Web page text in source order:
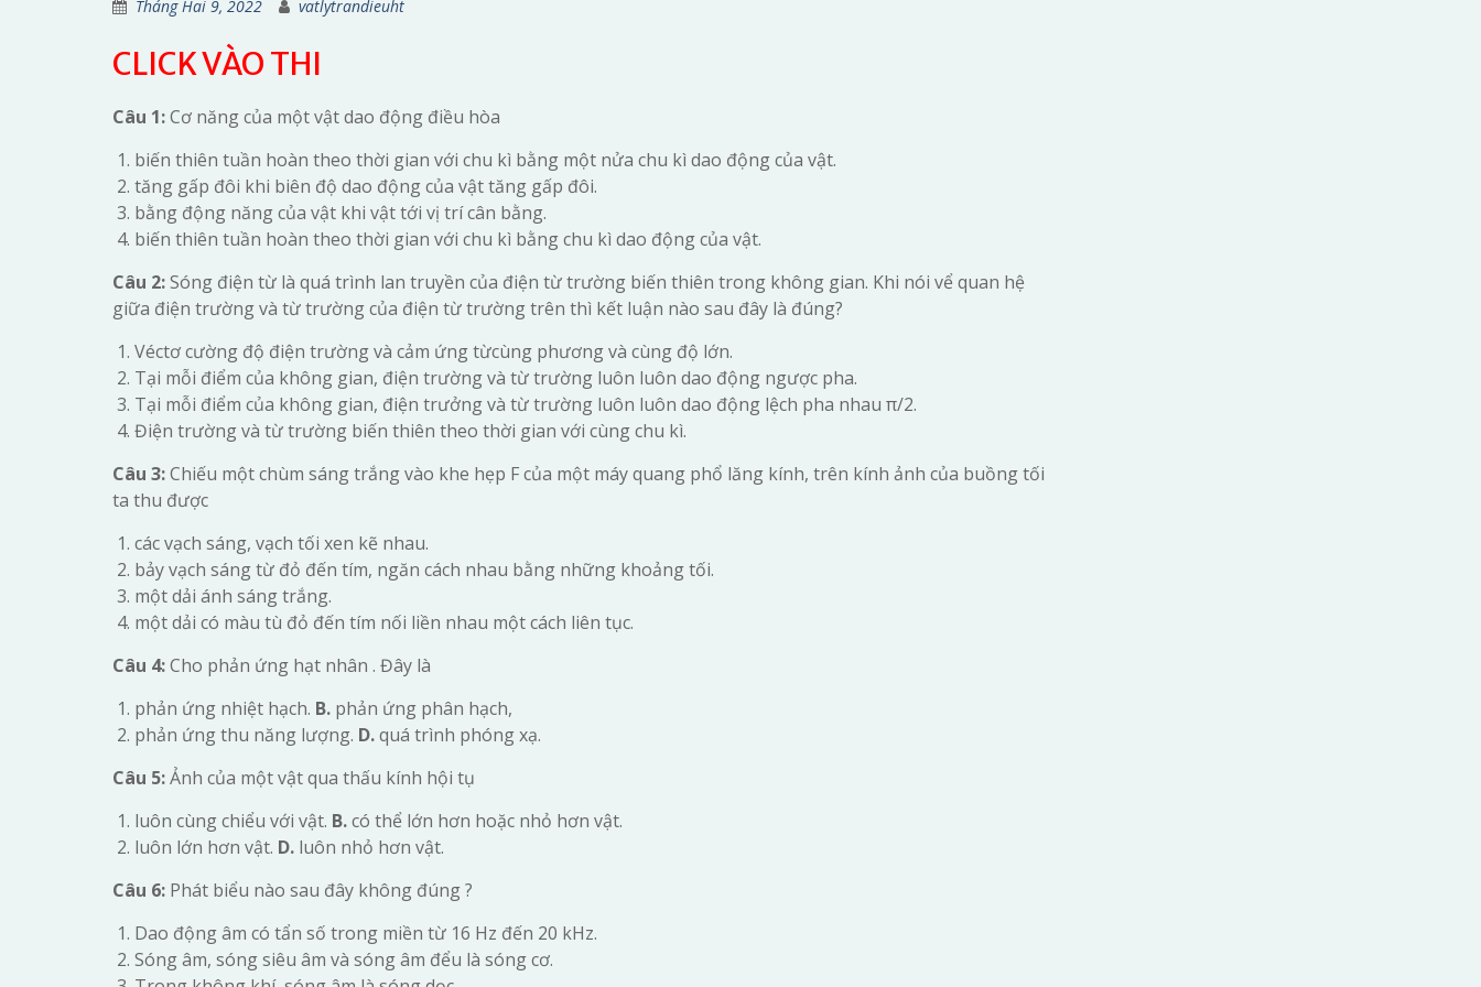
Tháng Hai 9, 2022 vatlytrandieuht
CLICK VÀO THI
Câu 1:Cơ năng của một vật dao động điều hòa
biến thiên tuần hoàn theo thời gian với chu kì bằng một nửa chu kì dao động của vật.
tăng gấp đôi khi biên độ dao động của vật tăng gấp đôi.
bằng động năng của vật khi vật tới vị trí cân bằng.
biến thiên tuần hoàn theo thời gian với chu kì bằng chu kì dao động của vật.
Câu 2:Sóng điện từ là quá trình lan truyền của điện từ trường biến thiên trong không gian. Khi nói vể quan hệ
giữa điện trường và từ trường của điện từ trường trên thì kết luận nào sau đây là đúng?
Véctơ cường độ điện trường và cảm ứng từcùng phương và cùng độ lớn.
Tại mỗi điểm của không gian, điện trường và từ trường luôn luôn dao động ngược pha.
Tại mỗi điểm của không gian, điện trưởng và từ trường luôn luôn dao động lệch pha nhau π/2.
Điện trường và từ trường biến thiên theo thời gian với cùng chu kì.
Câu 3:Chiếu một chùm sáng trắng vào khe hẹp F của một máy quang phổ lăng kính, trên kính ảnh của buồng tối
ta thu được
các vạch sáng, vạch tối xen kẽ nhau.
bảy vạch sáng từ đỏ đến tím, ngăn cách nhau bằng những khoảng tối.
một dải ánh sáng trắng.
một dải có màu tù đỏ đến tím nối liền nhau một cách liên tục.
Câu 4:Cho phản ứng hạt nhân . Đây là
phản ứng nhiệt hạch. B. phản ứng phân hạch,
phản ứng thu năng lượng. D.quá trình phóng xạ.
Câu 5:Ảnh của một vật qua thấu kính hội tụ
luôn cùng chiểu với vật. B.có thể lớn hơn hoặc nhỏ hơn vật.
luôn lớn hơn vật. D. luôn nhỏ hơn vật.
Câu 6: Phát biểu nào sau đây không đúng ?
Dao động âm có tẩn số trong miền từ 16 Hz đến 20 kHz.
Sóng âm, sóng siêu âm và sóng âm đểu là sóng cơ.